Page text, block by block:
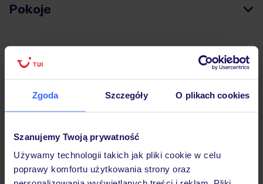
Zgoda Szczegóły O plikach cookies
Szanujemy Twoją prywatność
Używamy technologii takich jak pliki cookie w celu
poprawy komfortu użytkowania strony oraz
Pokoje
Atrakcje
Ważne informacje